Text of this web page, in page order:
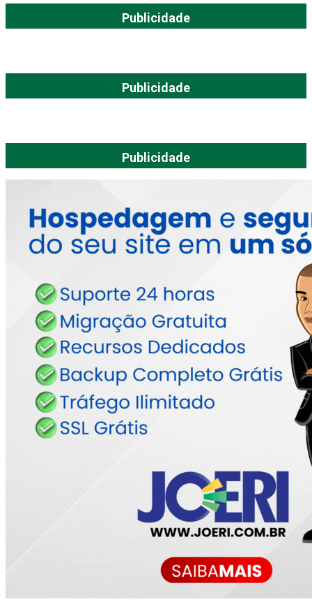
Publicidade
Publicidade
Publicidade